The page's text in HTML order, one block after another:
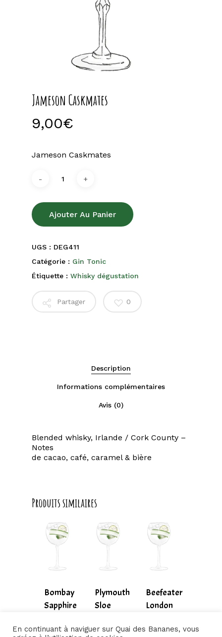
Jameson Caskmates
9,00€
Jameson Caskmates
Ajouter Au Panier
UGS : DEG411
Catégorie : Gin Tonic
Étiquette : Whisky dégustation
Partager 0
Description
Informations complémentaires
Avis (0)
Blended whisky, Irlande / Cork County –
Notes
de cacao, café, caramel & bière
Produits similaires
Bombay
Sapphire
Plymouth
Sloe
11,00€
Beefeater
London
12,50€
En continuant à naviguer sur Quai des Bananes, vous